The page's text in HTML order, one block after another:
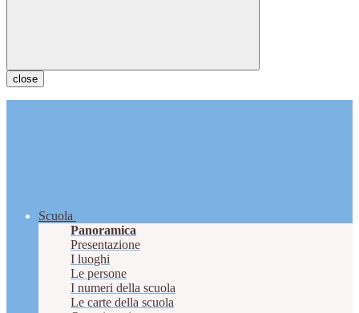
close
Scuola
Panoramica
Presentazione
I luoghi
Le persone
I numeri della scuola
Le carte della scuola